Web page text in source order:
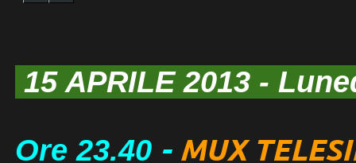
15 APRILE 2013 -
Ore23.40 - MUX